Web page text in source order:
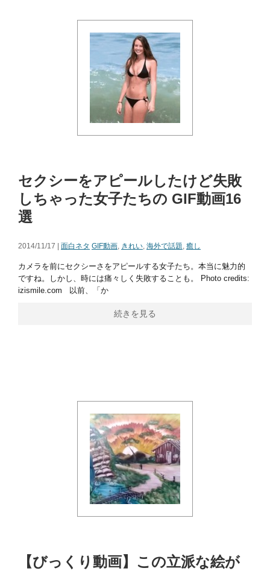
セクシーをアピールしたけど失敗
しちゃった女子たちの GIF動画16
選
2014/11/17 | 面白ネタ GIF動画, きれい, 海外で話題, 癒し
カメラを前にセクシーさをアピールする女子たち。本当に魅力的
ですね。しかし、時には痛々しく失敗することも。 Photo credits:
izismile.com 以前、「か
続きを見る
【びっくり動画】この立派な絵が